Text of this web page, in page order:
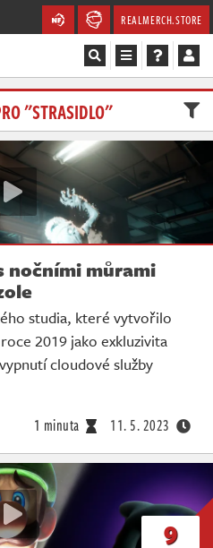
REALMERCH.STORE
"STRASIDLO"
nočními můrami
studia, které vytvořilo
2019 jako exkluzivita
cloudové služby
1 minuta 11. 5. 2023
9